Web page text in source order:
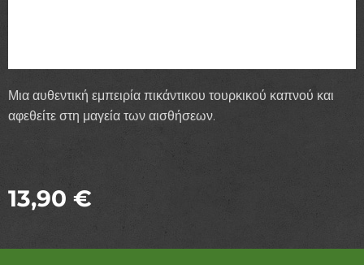
Μια αυθεντική εμπειρία πικάντικου τουρκικού καπνού και
αφεθείτε στη μαγεία των αισθήσεων.
13,90 €